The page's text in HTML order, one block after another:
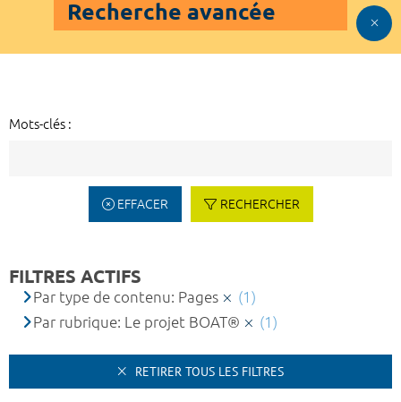
Recherche avancée
Mots-clés :
EFFACER RECHERCHER
FILTRES ACTIFS
Par type de contenu: Pages
(1)
Par rubrique: Le projet BOAT®
(1)
RETIRER TOUS LES FILTRES